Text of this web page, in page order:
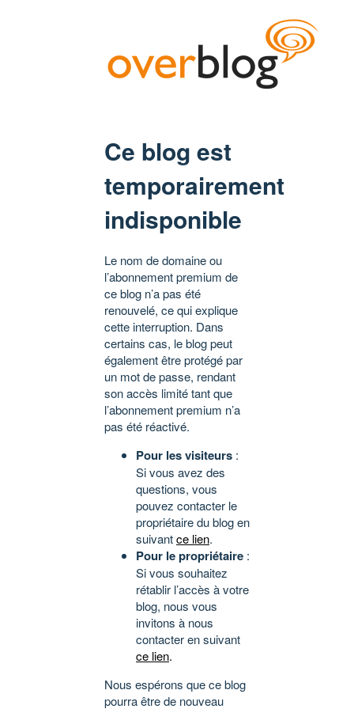
Ce blog est
temporairement
indisponible
Le nom de domaine ou
l’abonnement premium de
ce blog n’a pas été
renouvelé, ce qui explique
cette interruption. Dans
certains cas, le blog peut
également être protégé par
un mot de passe, rendant
son accès limité tant que
l’abonnement premium n’a
pas été réactivé.
Pour les visiteurs :
Si vous avez des
questions, vous
pouvez contacter le
propriétaire du blog en
suivantce lien.
Pour le propriétaire :
Si vous souhaitez
rétablir l’accès à votre
blog, nous vous
invitons à nous
contacter en suivant
ce lien.
Nous espérons que ce blog
pourra être de nouveau